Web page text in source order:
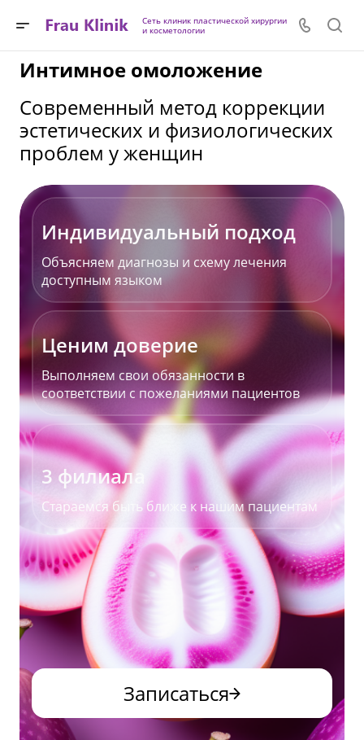
Сеть клиник пластической хирургии
и косметологии
Интимное омоложение
Современный метод коррекции
эстетических и физиологических
проблем у женщин
Индивидуальный подход
Объясняем диагнозы и схему лечения
доступным языком
Ценим доверие
Выполняем свои обязанности в
соответствии с пожеланиями пациентов
3 филиала
Стараемся быть ближе к нашим пациентам
Записаться